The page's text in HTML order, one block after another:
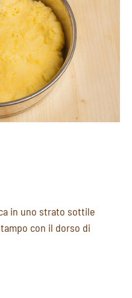
in uno strato sottile
con il dorso di